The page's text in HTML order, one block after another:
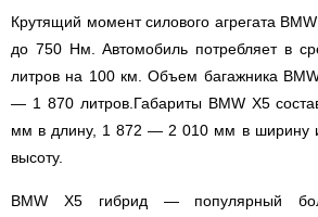
Крутящий момент силового агрегата
до 750 Нм. Автомобиль потребляет в
литров на 100 км. Объем багажника
— 1 870 литров.Габариты BMW X5
мм в длину, 1 872 — 2 010 мм в
высоту.
BMW X5 гибрид — популярный